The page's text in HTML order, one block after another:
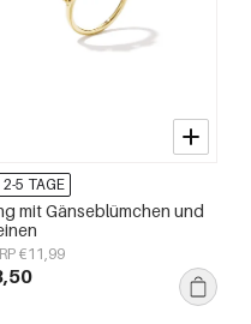
2-5 TAGE
mit Gänseblümchen und
€11,99